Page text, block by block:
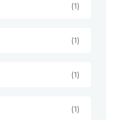
(1)
(1)
(1)
(1)